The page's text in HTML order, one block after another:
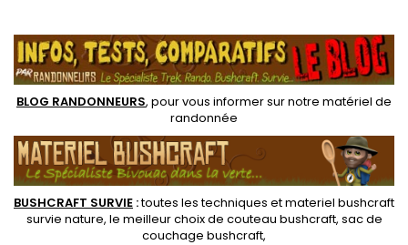
pendant 8h. Efficace contre
les autres insectes
protéger des midges, des
moucherons et des
moustiques.
BLOG RANDONNEURS, pour vous informer sur notre matériel de
randonnée
BUSHCRAFT SURVIE :toutes les techniques etmateriel bushcraft
survie nature, le meilleur choix de couteau bushcraft, sac de
couchage bushcraft,